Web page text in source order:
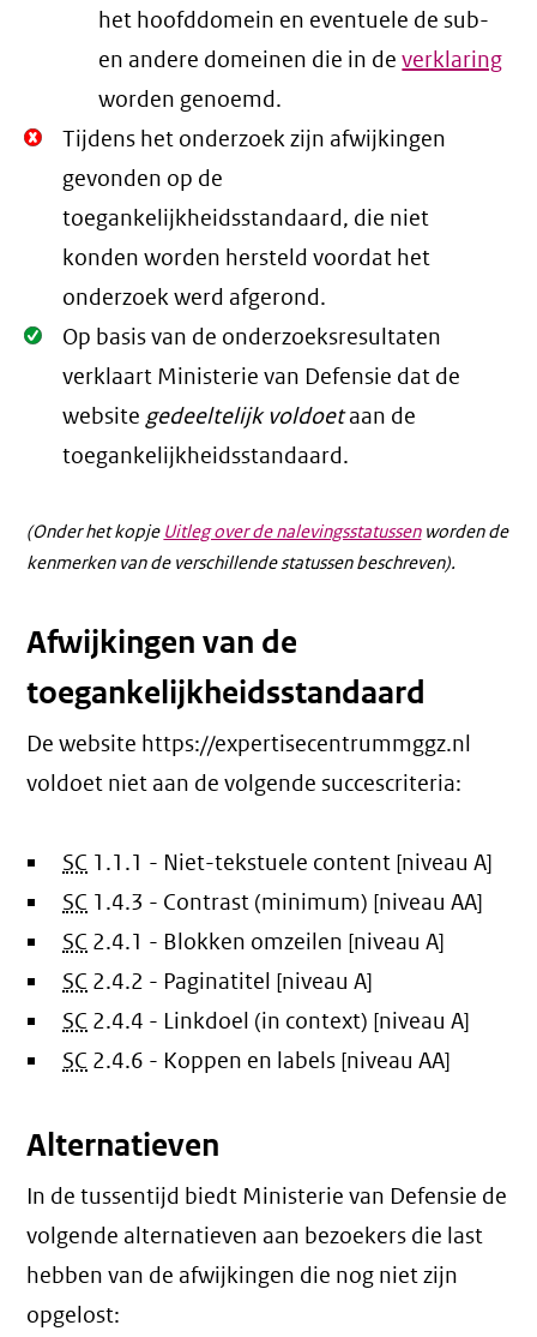
het hoofddomein en eventuele de sub-
en andere domeinen die in deverklaring
worden genoemd.
Niet
Oké.
Tijdens het onderzoek zijn afwijkingen
gevonden op de
toegankelijkheidsstandaard, die niet
konden worden hersteld voordat het
onderzoek werd afgerond.
Oké.
Op basis van de onderzoeksresultaten
verklaart Ministerie van Defensie dat de
websitegedeeltelijk voldoetaan de
toegankelijkheidsstandaard.
(Onder het kopje Uitleg over de nalevingsstatussenworden de
kenmerken van de verschillende statussen beschreven).
Afwijkingen van de
toegankelijkheidsstandaard
De website https://expertisecentrummggz.nl
voldoet niet aan de volgende succescriteria:
SC 1.1.1 - Niet-tekstuele content [niveau A]
SC 1.4.3 - Contrast (minimum) [niveau AA]
SC 2.4.1 - Blokken omzeilen [niveau A]
SC 2.4.2 - Paginatitel [niveau A]
SC 2.4.4 - Linkdoel (in context) [niveau A]
SC 2.4.6 - Koppen en labels [niveau AA]
Alternatieven
In de tussentijd biedt Ministerie van Defensie de
volgende alternatieven aan bezoekers die last
hebben van de afwijkingen die nog niet zijn
opgelost: